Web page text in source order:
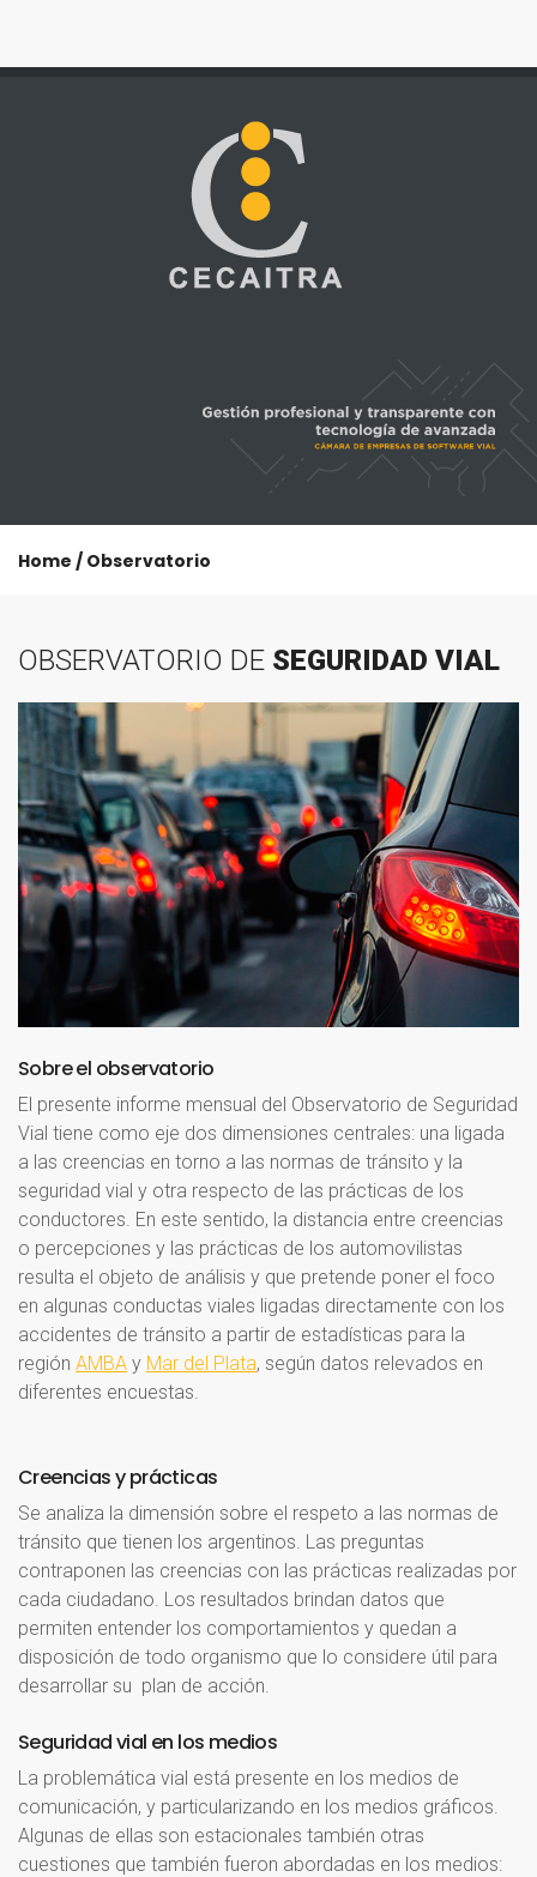
Home / Observatorio
OBSERVATORIO DE SEGURIDAD VIAL
Sobreel observatorio
El presente informe mensual del Observatorio de Seguridad
Vial tiene como eje dos dimensiones centrales: una ligada
a las creencias en torno a las normas de tránsito y la
seguridad vial y otra respecto de las prácticas de los
conductores. En este sentido, la distancia entre creencias
o percepciones y las prácticas de los automovilistas
resulta el objeto de análisis y que pretende poner el foco
en algunas conductas viales ligadas directamente con los
accidentes de tránsito a partir de estadísticas para la
región AMBA y Mar del Plata, según datos relevados en
diferentes encuestas.
Creenciasyprácticas
Se analiza la dimensión sobre el respeto a las normas de
tránsito que tienen los argentinos. Las preguntas
contraponen las creencias con las prácticas realizadas por
cada ciudadano. Los resultados brindan datos que
permiten entender los comportamientos y quedan a
disposición de todo organismo que lo considere útil para
desarrollar su plan de acción.
Seguridadvial en los medios
La problemática vial está presente en los medios de
comunicación, y particularizando en los medios gráficos.
Algunas de ellas son estacionales también otras
cuestiones que también fueron abordadas en los medios: